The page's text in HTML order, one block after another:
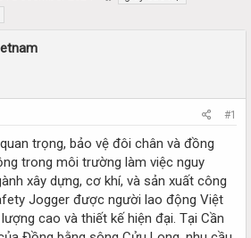
#1
trọng, bảo vệ đôi chân và đồng
trong môi trường làm việc nguy
xây dựng, cơ khí, và sản xuất công
Jogger được người lao động Việt
cao và thiết kế hiện đại. Tại Cần